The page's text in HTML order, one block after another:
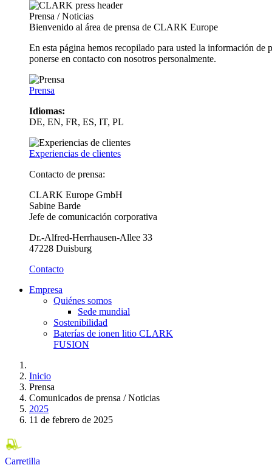
Prensa / Noticias
Bienvenido al área de prensa de CLARK Europe
En esta página hemos recopilado para usted la información
ponerse en contacto con nosotros personalmente.
Prensa
Idiomas:
DE, EN, FR, ES, IT, PL
Experiencias de clientes
Contacto de prensa:
CLARK Europe GmbH
Sabine Barde
Jefe de comunicación corporativa
Dr.-Alfred-Herrhausen-Allee 33
47228 Duisburg
Contacto
Empresa
Quiénes somos
Sede mundial
Sostenibilidad
Baterías de ionen litio CLARK
FUSION
Inicio
Prensa
Comunicados de prensa / Noticias
2025
11 de febrero de 2025
Carretilla